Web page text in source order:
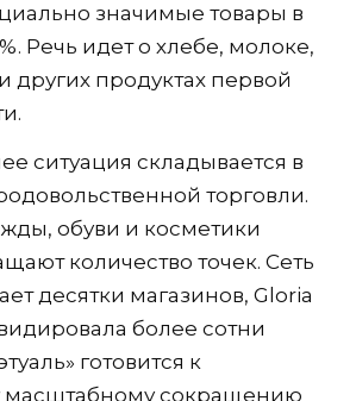
значимые товары в
Речь идет о хлебе, молоке,
других продуктах первой
ситуация складывается в
торговли.
обуви и косметики
количество точек. Сеть
десятки магазинов, Gloria
более сотни
готовится к
сокращению